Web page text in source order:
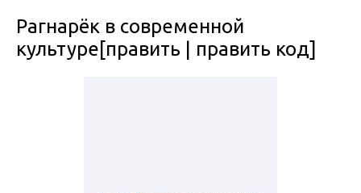
Рагнарёк в современной
культуре[править | править код]